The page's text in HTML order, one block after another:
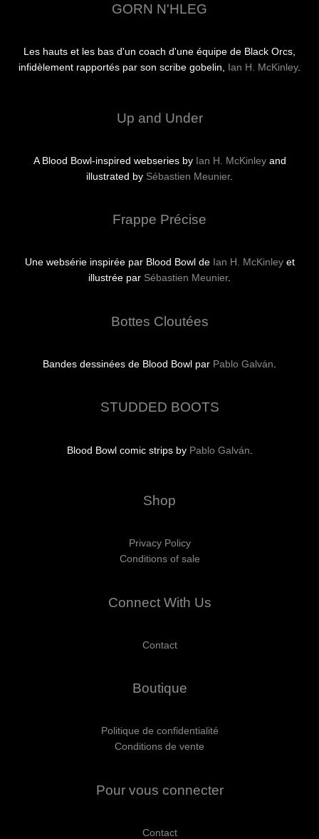
GORN N'HLEG
Les hauts et les bas d'un coach d'une équipe de Black Orcs,
infidèlement rapportés par son scribe gobelin, Ian H. McKinley.
Up and Under
A Blood Bowl-inspired webseries by Ian H. McKinleyand
illustrated by Sébastien Meunier.
Frappe Précise
Une websérie inspirée par Blood Bowl de Ian H. McKinleyet
illustrée par Sébastien Meunier.
Bottes Cloutées
Bandes dessinées de Blood Bowl par Pablo Galván.
STUDDED BOOTS
Blood Bowl comic strips by Pablo Galván
Shop
Privacy Policy
Conditions of sale
Connect With Us
Contact
Boutique
Politique de confidentialité
Conditions de vente
Pour vous connecter
Contact